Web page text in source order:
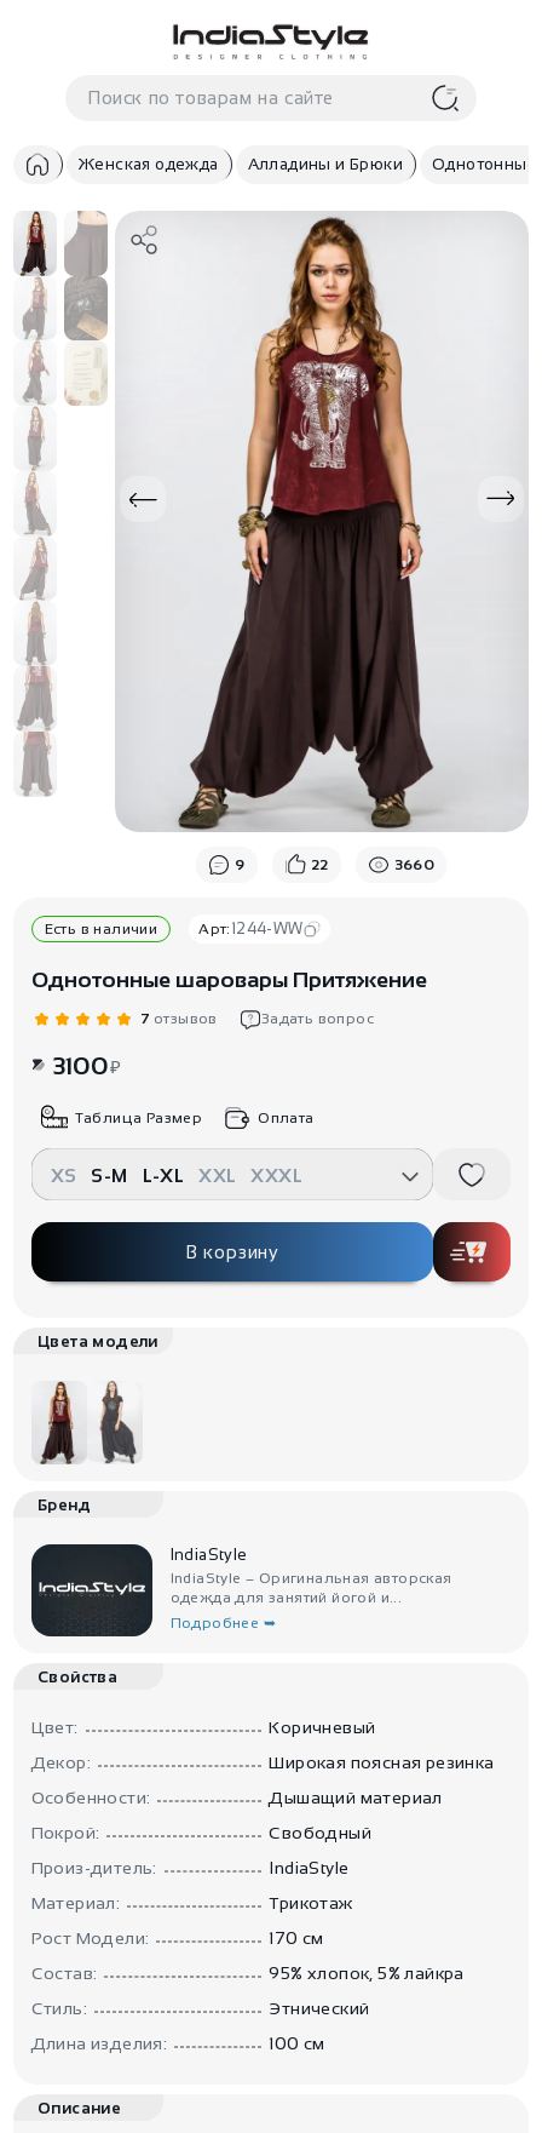
Корзина
В корзиненеттоваров
Корзина покупок пуста..
Женская одежда Алладины и Брюки Однотонные
9 22 3660
Есть в наличии Арт: 1244-WW
Однотонные шаровары Притяжение
7 отзывов Задать вопрос
3100₽
Таблица Размер Оплата
XS S-M L-XL XXL XXXL
В корзину
Цвета модели
Бренд
IndiaStyle
IndiaStyle – Оригинальная авторская
одежда для занятий йогой и...
Подробнее ➥
Свойства
Цвет:
Коричневый
Декор:
Широкая поясная резинка
Особенности:
Дышащий материал
Покрой:
Свободный
Произ-дитель:
IndiaStyle
Материал:
Трикотаж
Рост Модели:
170 см
Состав:
95% хлопок, 5% лайкра
Стиль:
Этнический
Длина изделия:
100 см
Описание